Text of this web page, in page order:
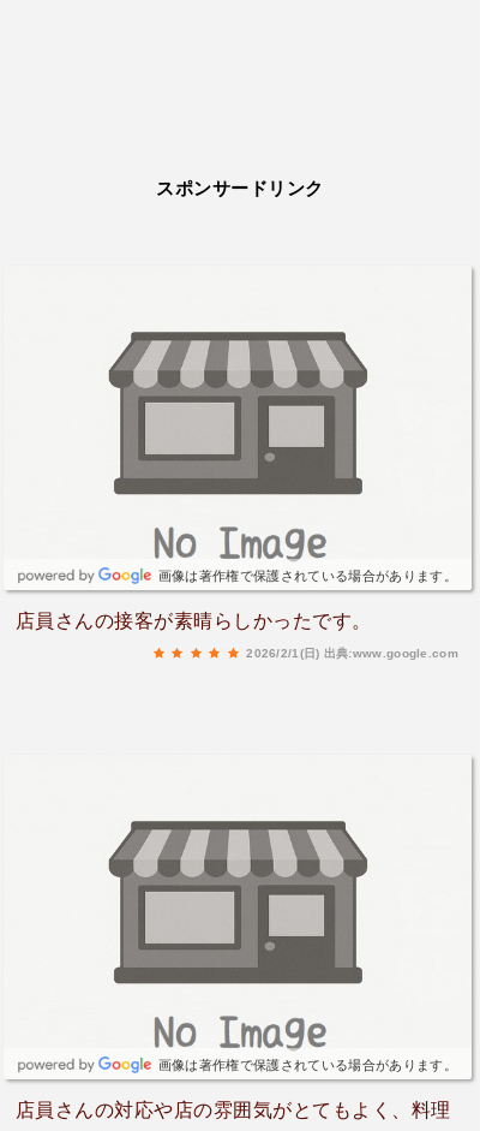
スポンサードリンク
画像は著作権で保護されている場合があります。
店員さんの接客が素晴らしかったです。
2026/2/1(日) 出典:www.google.com
画像は著作権で保護されている場合があります。
店員さんの対応や店の雰囲気がとてもよく、料理